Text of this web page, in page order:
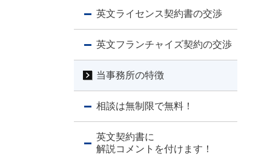
英文ライセンス契約書の交渉
英文フランチャイズ契約の交渉
当事務所の特徴
相談は無制限で無料！
英文契約書に
解説コメントを付けます！